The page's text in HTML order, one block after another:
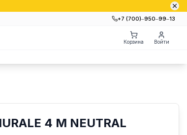
+7 (700)‒950‒99‒13
Корзина Войти
4 M NEUTRAL